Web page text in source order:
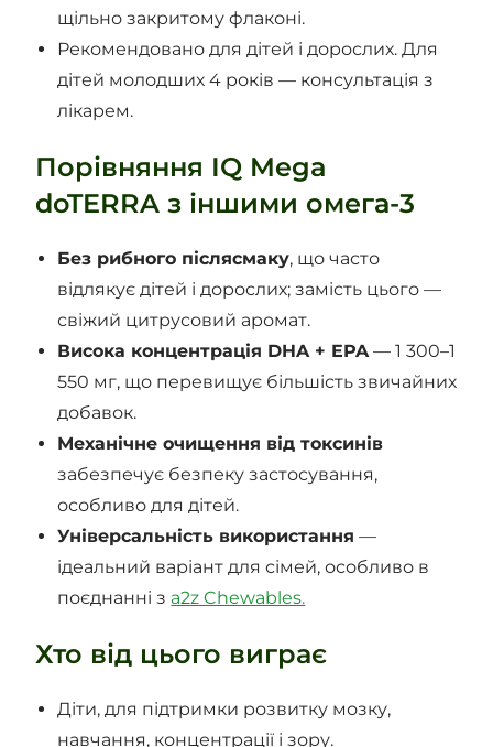
щільно закритому флаконі.
Рекомендовано для дітей і дорослих. Для
дітей молодших 4 років — консультація з
лікарем.
Порівняння IQ Mega
doTERRA з іншими омега-3
Без рибного післясмаку, що часто
відлякує дітей і дорослих; замість цього —
свіжий цитрусовий аромат.
Висока концентрація DHA + EPA— 1 300–1
550 мг, що перевищує більшість звичайних
добавок.
Механічне очищення від токсинів
забезпечує безпеку застосування,
особливо для дітей.
Універсальність використання —
ідеальний варіант для сімей, особливо в
поєднанні з a2z Chewables.
Хто від цього виграє
Діти, для підтримки розвитку мозку,
навчання, концентрації і зору.